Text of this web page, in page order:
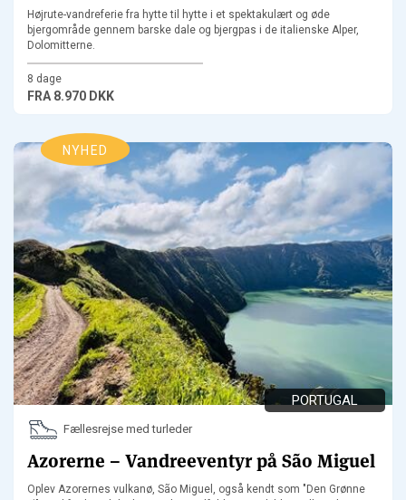
Højrute-vandreferie fra hytte til hytte i et spektakulært og øde
bjergområde gennem barske dale og bjergpas i de italienske Alper,
Dolomitterne.
8 dage
FRA8.970 DKK
NYHED
PORTUGAL
Fællesrejse med turleder
Azorerne – Vandreeventyr på São Miguel
Oplev Azorernes vulkanø, São Miguel, også kendt som "Den Grønne